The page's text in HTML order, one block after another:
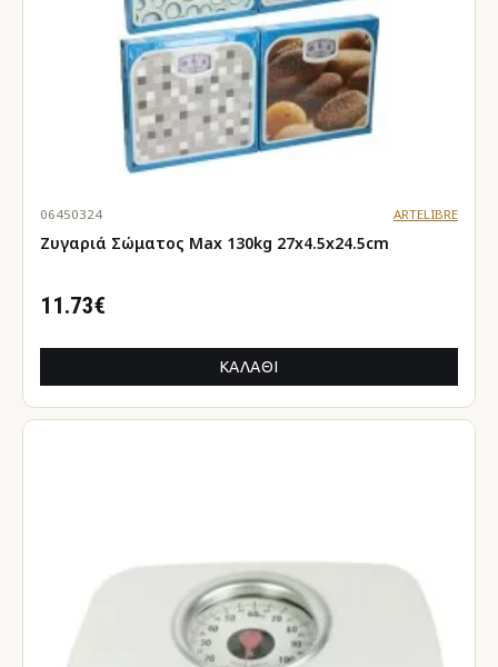
06450324 ARTELIBRE
Ζυγαριά Σώματος Max 130kg 27x4.5x24.5cm
11.73€
ΚΑΛΆΘΙ